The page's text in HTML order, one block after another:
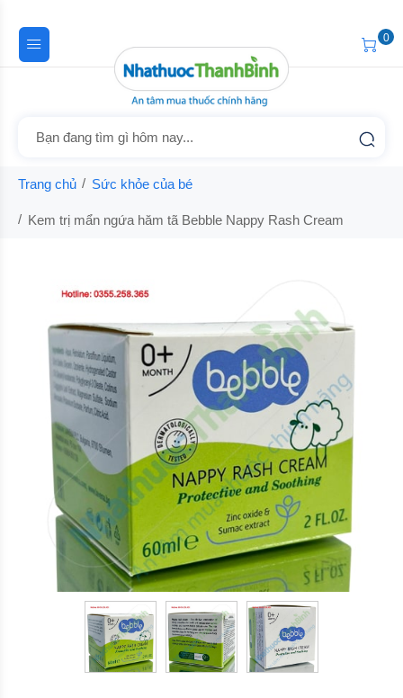
0
Trang chủ Sức khỏe của bé
Kem trị mẩn ngứa hăm tã Bebble Nappy Rash Cream